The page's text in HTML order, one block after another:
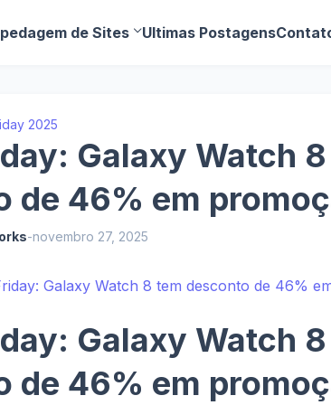
de Sites Ultimas Postagens
2025
Galaxy Watch
de 46% em
-novembro 27, 2025
Galaxy Watch
de 46% em